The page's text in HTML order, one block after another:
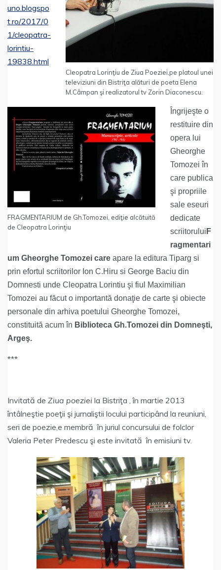
Cleopatra Lorinţiu de Ziua Poeziei,pe platoul unei
televiziuni din Bistriţa alături de poeta Elena
M.Câmpan şi realizatorul tv Zorin Diaconescu.
uno.blogspo
t.ro/2017/0
1/cleopatra-
lorintiu-
19838.html
FRAGMENTARIUM de Gh.Tomozei, ediţie alcătuită
de Cleopatra Lorinţiu
Îngrijeşte o
restituire din
opera lui
Gheorghe
Tomozei în
care publica
şi propriile
sale eseuri
dedicate
scriitorului F
ragmentari
um Gheorghe Tomozei care apare la editura Tiparg si
prin efortul scriitorilor Ion C.Hiru si George Baciu din
Domnesti unde Cleopatra Lorintiu şi fiul Maximilian
Tomozei au făcut o importantă donaţie de carte şi obiecte
personale din arhiva poetului Gheorghe Tomozei,
constituită acum în Biblioteca Gh.Tomozei din Domneşti,
Argeş.
***
Invitată de Ziua poeziei la Bistriţa , în martie 2013
întâlneştie poeţii şi jurnaliştii locului participând la reuniuni,
seri de poezie,e membră în juriul concursului de folclor
Valeria Peter Predescu şi este invitată în emisiuni tv.